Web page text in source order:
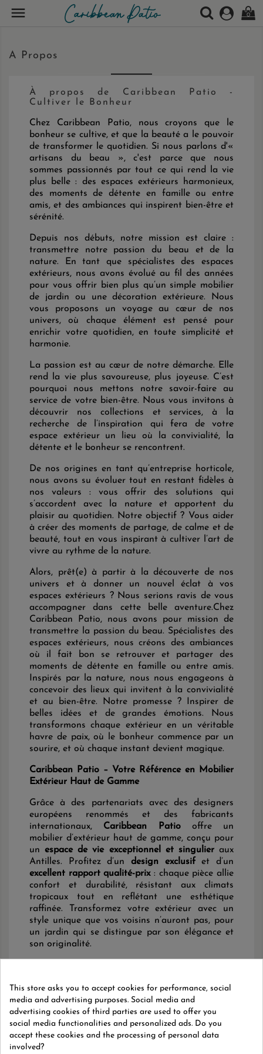
 0
A Propos
À propos de Caribbean Patio -
Cultiver le Bonheur
Chez Caribbean Patio, nous croyons que le
bonheur se cultive, et que la beauté a le pouvoir
de transformer le quotidien. Si nous parlons d'«
artisans du beau », c'est parce que nous
sommes passionnés par tout ce qui rend la vie
plus belle : des espaces extérieurs harmonieux,
des moments de détente en famille ou entre
amis, et des ambiances qui inspirent bien-être et
sérénité.
Depuis nos débuts, notre mission est claire :
transmettre notre passion du beau et de la
nature. En tant que spécialistes des espaces
extérieurs, nous avons évolué au fil des années
pour vous offrir bien plus qu’un simple mobilier
de jardin ou une décoration extérieure. Nous
vous proposons un voyage au cœur de nos
univers, où chaque élément est pensé pour
enrichir votre quotidien, en toute simplicité et
harmonie.
La passion est au cœur de notre démarche. Elle
rend la vie plus savoureuse, plus joyeuse. C’est
pourquoi nous mettons notre savoir-faire au
service de votre bien-être. Nous vous invitons à
découvrir nos collections et services, à la
recherche de l’inspiration qui fera de votre
espace extérieur un lieu où la convivialité, la
détente et le bonheur se rencontrent.
De nos origines en tant qu’entreprise horticole,
nous avons su évoluer tout en restant fidèles à
nos valeurs : vous offrir des solutions qui
s’accordent avec la nature et apportent du
plaisir au quotidien. Notre objectif ? Vous aider
à créer des moments de partage, de calme et de
beauté, tout en vous inspirant à cultiver l’art de
vivre au rythme de la nature.
Alors, prêt(e) à partir à la découverte de nos
univers et à donner un nouvel éclat à vos
espaces extérieurs ? Nous serions ravis de vous
accompagner dans cette belle aventure.Chez
Caribbean Patio, nous avons pour mission de
transmettre la passion du beau. Spécialistes des
espaces extérieurs, nous créons des ambiances
où il fait bon se retrouver et partager des
moments de détente en famille ou entre amis.
Inspirés par la nature, nous nous engageons à
concevoir des lieux qui invitent à la convivialité
et au bien-être. Notre promesse ? Inspirer de
belles idées et de grandes émotions. Nous
transformons chaque extérieur en un véritable
havre de paix, où le bonheur commence par un
sourire, et où chaque instant devient magique.
Caribbean Patio – Votre Référence en Mobilier
Extérieur Haut de Gamme
Grâce à des partenariats avec des designers
européens renommés et des fabricants
internationaux, Caribbean Patiooffre un
mobilier d’extérieur haut de gamme, conçu pour
unespace de vie exceptionnel et singulieraux
Antilles. Profitez d’un design exclusifet d’un
excellent rapport qualité-prix: chaque pièce allie
confort et durabilité, résistant aux climats
tropicaux tout en reflétant une esthétique
raffinée. Transformez votre extérieur avec un
style unique que vos voisins n’auront pas, pour
un jardin qui se distingue par son élégance et
son originalité.
partenariat avec des marques et designers
européens de renom. Aux côtés de créateurs
commeClaudio BellinietPininfarina, nous
travaillons avec des marques prestigieuses telles
queHIGOLD,Apple BeeetSUNS Outdoor
Furniture
This store asks you to accept cookies for performance, social
media and advertising purposes. Social media and
advertising cookies of third parties are used to offer you
social media functionalities and personalized ads. Do you
accept these cookies and the processing of personal data
involved?